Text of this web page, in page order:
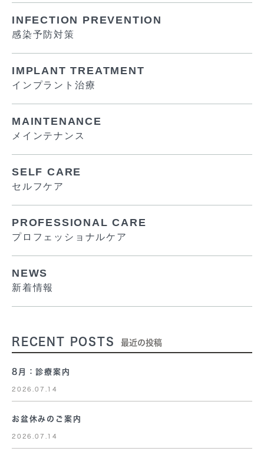
INFECTION PREVENTION
感染予防対策
IMPLANT TREATMENT
インプラント治療
MAINTENANCE
メインテナンス
SELF CARE
セルフケア
PROFESSIONAL CARE
プロフェッショナルケア
NEWS
新着情報
RECENT POSTS 最近の投稿
8月：診療案内
2026.07.14
お盆休みのご案内
2026.07.14